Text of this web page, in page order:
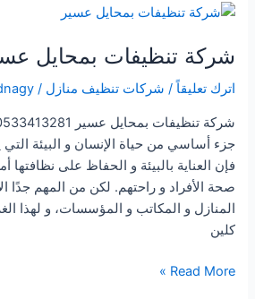
عسير
شركة تنظيفات بمحايل
اترك تعليقاً / شركات تنظيف منازل /
جزء أساسي من حياة الإنسان و البيئة التي
فإن العناية بالبيئة و الحفاظ على نظافتها
صحة الأفراد و راحتهم. لكن من المهم جدًا
المنازل و المكاتب و المؤسسات، و لهذا
كلين
شركة
Read More »